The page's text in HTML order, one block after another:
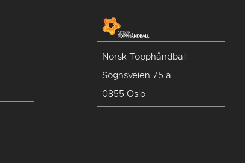
Norsk Topphåndball
Sognsveien 75 a
0855 Oslo